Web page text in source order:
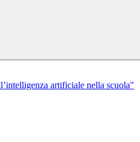
artificiale nella scuola"